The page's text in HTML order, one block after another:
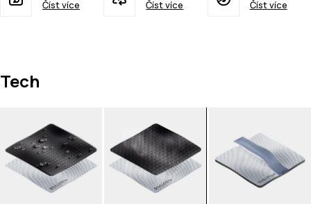
Číst více Číst více Číst více
Tech